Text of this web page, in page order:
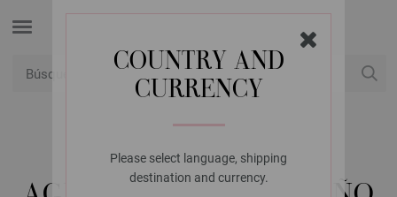
COUNTRY AND
CURRENCY
Please select language, shipping
destination and currency.
LANA GROSSA